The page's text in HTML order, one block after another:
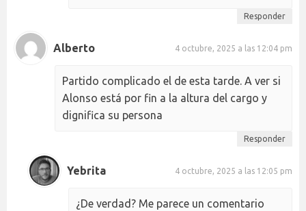
Responder
Alberto 4 octubre, 2025 a las 12:04 pm
Partido complicado el de esta tarde. A ver si
Alonso está por fin a la altura del cargo y
dignifica su persona
Responder
Yebrita 4 octubre, 2025 a las 12:05 pm
¿De verdad? Me parece un comentario